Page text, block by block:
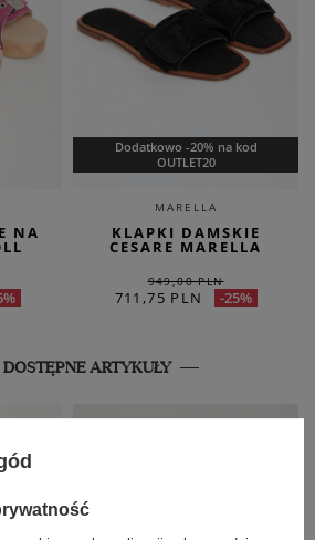
NA
Dodatkowo -20% na kod
OUTLET20
MARELLA
KLAPKI DAMSKIE
CESARE MARELLA
949,00 PLN
711,75 PLN -25%
DOSTĘPNE ARTYKUŁY